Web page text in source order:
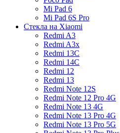
Mi Pad 6
Mi Pad 6S Pro
Стекла на Xiaomi
Redmi A3
Redmi A3x
Redmi 13C
Redmi 14C
Redmi 12
Redmi 13
Redmi Note 12S
Redmi Note 12 Pro 4G
Redmi Note 13 4G
Redmi Note 13 Pro 4G
Redmi Note 13 Pro 5G